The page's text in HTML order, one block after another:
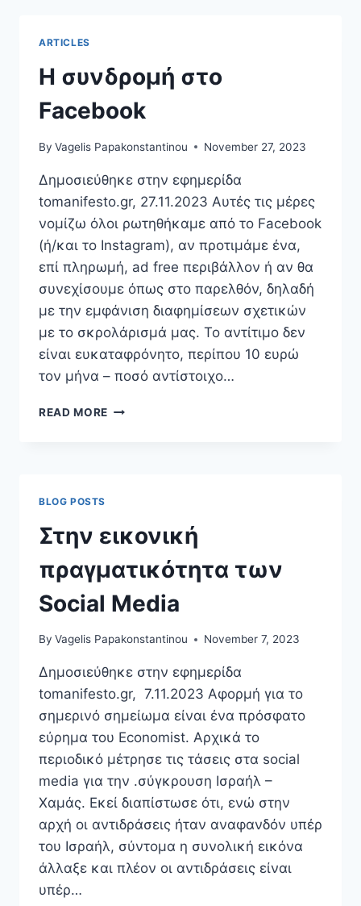
ARTICLES
Η συνδρομή στο
Facebook
By Vagelis Papakonstantinou November 27, 2023
Δημοσιεύθηκε στην εφημερίδα
tomanifesto.gr, 27.11.2023 Αυτές τις μέρες
νομίζω όλοι ρωτηθήκαμε από το Facebook
(ή/και το Instagram), αν προτιμάμε ένα,
επί πληρωμή, ad free περιβάλλον ή αν θα
συνεχίσουμε όπως στο παρελθόν, δηλαδή
με την εμφάνιση διαφημίσεων σχετικών
με το σκρολάρισμά μας. Το αντίτιμο δεν
είναι ευκαταφρόνητο, περίπου 10 ευρώ
τον μήνα – ποσό αντίστοιχο…
READ MORE
BLOG POSTS
Στην εικονική
πραγματικότητα των
Social Media
By Vagelis Papakonstantinou November 7, 2023
Δημοσιεύθηκε στην εφημερίδα
tomanifesto.gr, 7.11.2023 Αφορμή για το
σημερινό σημείωμα είναι ένα πρόσφατο
εύρημα του Economist. Αρχικά το
περιοδικό μέτρησε τις τάσεις στα social
media για την .σύγκρουση Ισραήλ –
Χαμάς. Εκεί διαπίστωσε ότι, ενώ στην
αρχή οι αντιδράσεις ήταν αναφανδόν υπέρ
του Ισραήλ, σύντομα η συνολική εικόνα
άλλαξε και πλέον οι αντιδράσεις είναι
υπέρ…